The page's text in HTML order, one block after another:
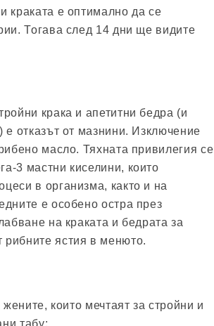
краката е оптимално да се
Тогава след 14 дни ще видите
крака и апетитни бедра (и
отказът от мазнини. Изключение
масло. Тяхната привилегия се
3 мастни киселини, които
в организма, както и на
е особено остра през
на краката и бедрата за
ястия в менюто.
които мечтаят за стройни и
табу: